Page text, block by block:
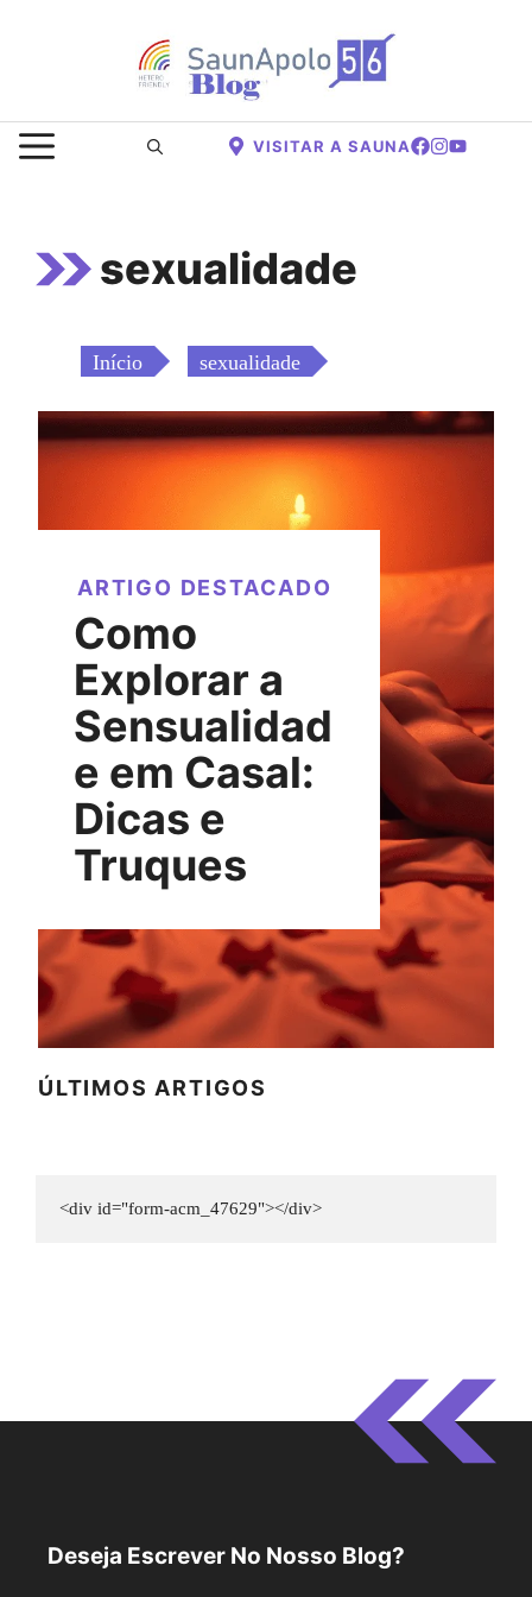
conteúdo
MENU VISITAR A SAUNA
sexualidade
Início sexualidade
ARTIGO DESTACADO
Como
Explorar a
Sensualidad
e em Casal:
Dicas e
Truques
ÚLTIMOS ARTIGOS
<div id="form-acm_47629"></div>
Deseja Escrever No Nosso Blog?